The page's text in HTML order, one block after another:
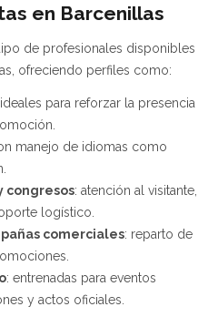
en Barcenillas
de profesionales disponibles
ofreciendo perfiles como:
para reforzar la presencia
manejo de idiomas como
congresos: atención al visitante,
logístico.
comerciales: reparto de
: entrenadas para eventos
y actos oficiales.